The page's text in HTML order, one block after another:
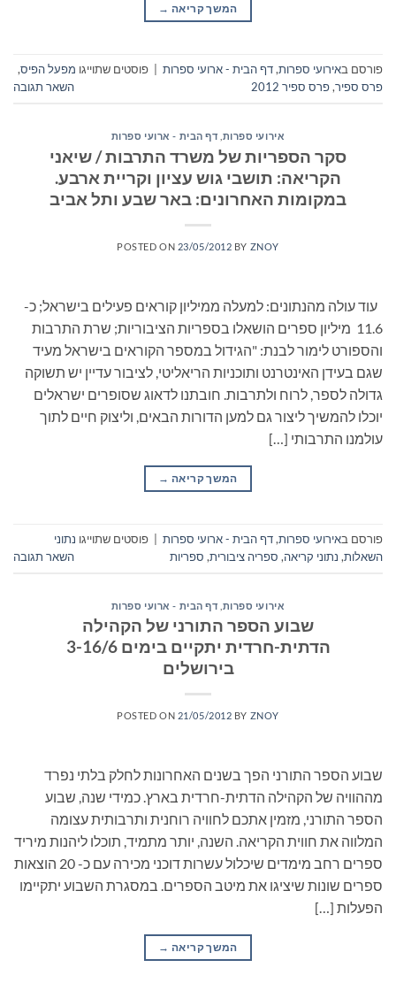
המשך קריאה →
פורסם באירועי ספרות,דף הבית - ארועי ספרות פוסטים שתוייגו מפעל הפיס,
פרס ספיר,פרס ספיר 2012 השאר תגובה
אירועי ספרות דף הבית - ארועי ספרות
סקר הספריות של משרד התרבות / שיאני
הקריאה: תושבי גוש עציון וקריית ארבע.
במקומות האחרונים: באר שבע ותל אביב
POSTED ON 23/05/2012 BY ZNOY
עוד עולה מהנתונים: למעלה ממיליון קוראים פעילים בישראל; כ-
11.6 מיליון ספרים הושאלו בספריות הציבוריות; שרת התרבות
והספורט לימור לבנת: "הגידול במספר הקוראים בישראל מעיד
שגם בעידן האינטרנט ותוכניות הריאליטי, לציבור עדיין יש תשוקה
גדולה לספר, לרוח ולתרבות. חובתנו לדאוג שסופרים ישראלים
יוכלו להמשיך ליצור גם למען הדורות הבאים, וליצוק חיים לתוך
עולמנו התרבותי […]
המשך קריאה →
פורסם באירועי ספרות,דף הבית - ארועי ספרות פוסטים שתוייגו נתוני
השאלות, נתוני קריאה, ספריה ציבורית, ספריות השאר תגובה
אירועי ספרות דף הבית - ארועי ספרות
שבוע הספר התורני של הקהילה
הדתית-חרדית יתקיים בימים 3-16/6
בירושלים
POSTED ON 21/05/2012 BY ZNOY
שבוע הספר התורני הפך בשנים האחרונות לחלק בלתי נפרד
מההוויה של הקהילה הדתית-חרדית בארץ. כמידי שנה, שבוע
הספר התורני, מזמין אתכם לחוויה רוחנית ותרבותית עצומה
המלווה את חווית הקריאה. השנה, יותר מתמיד, תוכלו ליהנות מיריד
ספרים רחב מימדים שיכלול עשרות דוכני מכירה עם כ- 20 הוצאות
ספרים שונות שיציגו את מיטב הספרים. במסגרת השבוע יתקיימו
הפעלות […]
המשך קריאה →